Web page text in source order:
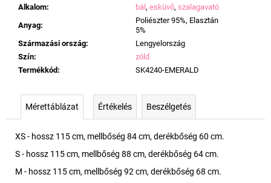
Alkalom: bál, esküvő, szalagavató
Anyag:
Poliészter 95%, Elasztán
5%
Származási ország:
Lengyelország
Szín:
zöld
Termékkód: SK4240-EMERALD
Mérettáblázat Értékelés Beszélgetés
XS - hossz 115 cm, mellbőség 84 cm, derékbőség 60 cm.
S - hossz 115 cm, mellbőség 88 cm, derékbőség 64 cm.
M - hossz 115 cm, mellbőség 92 cm, derékbőség 68 cm.